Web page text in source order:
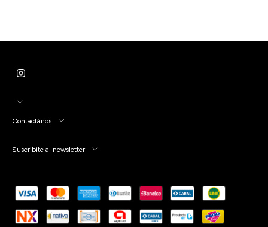
Contactános
Suscribite al newsletter